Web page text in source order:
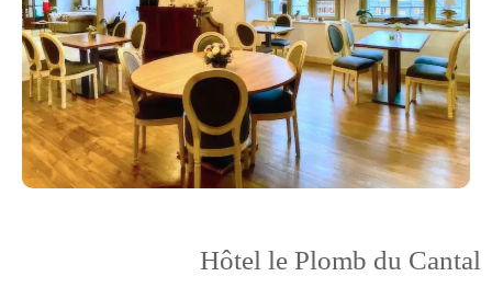
Hôtel le Plomb du Cantal